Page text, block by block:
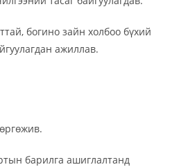
богино зайн холбоо бүхий
ажиллав.
барилга ашиглалтанд